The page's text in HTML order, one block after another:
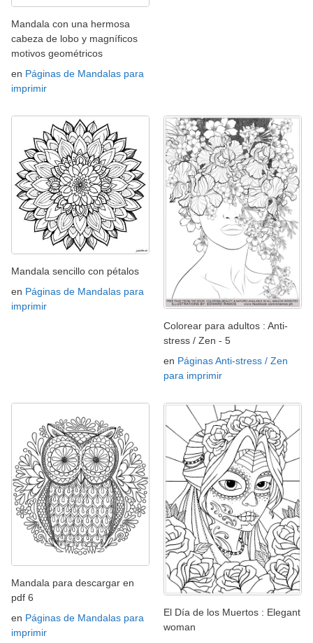
Mandala con una hermosa
cabeza de lobo y magníficos
motivos geométricos
en Páginas de Mandalas para
imprimir
Mandala sencillo con pétalos
en Páginas de Mandalas para
imprimir
Colorear para adultos : Anti-
stress / Zen - 5
en Páginas Anti-stress / Zen
para imprimir
Mandala para descargar en
pdf 6
en Páginas de Mandalas para
imprimir
El Día de los Muertos : Elegant
woman